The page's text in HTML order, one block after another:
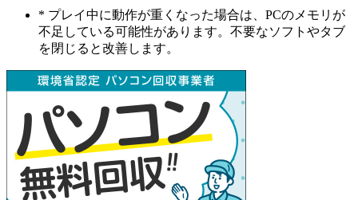
* プレイ中に動作が重くなった場合は、PCのメモリが
不足している可能性があります。不要なソフトやタブ
を閉じると改善します。